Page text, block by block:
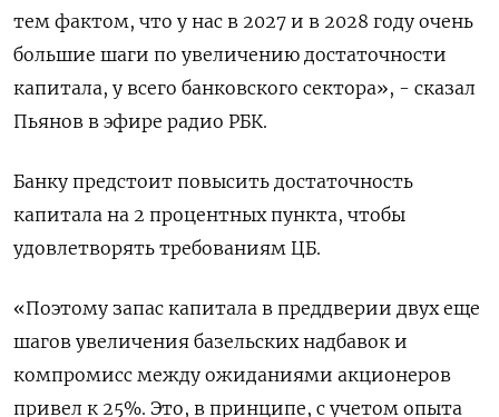
тем фактом, что у нас в 2027 ​и в 2028 году очень
большие шаги по увеличению ​достаточности
капитала, у всего банковского сектора», - сказал
Пьянов в эфире ​радио РБК.
Банку ⁠предстоит повысить достаточность
капитала на 2 процентных пункта, чтобы
удовлетворять требованиям ЦБ.
«Поэтому запас капитала в преддверии двух еще
шагов увеличения ‌базельских надбавок и
компромисс между ожиданиями акционеров
привел к 25%. Это, в ‌принципе, с учетом опыта